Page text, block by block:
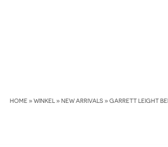
HOME»WINKEL »NEW ARRIVALS»GARRETT LEIGHT